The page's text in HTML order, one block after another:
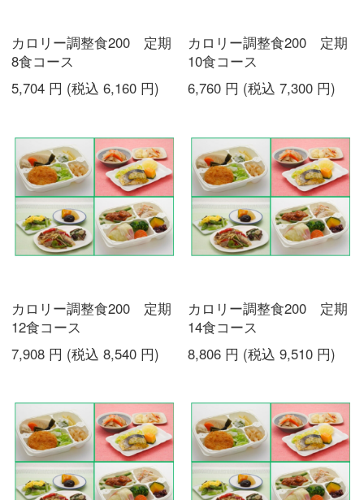
カロリー調整食200 定期
8食コース
5,704 円 (税込 6,160 円)
カロリー調整食200 定期
10食コース
6,760 円 (税込 7,300 円)
カロリー調整食200 定期
12食コース
7,908 円 (税込 8,540 円)
カロリー調整食200 定期
14食コース
8,806 円 (税込 9,510 円)